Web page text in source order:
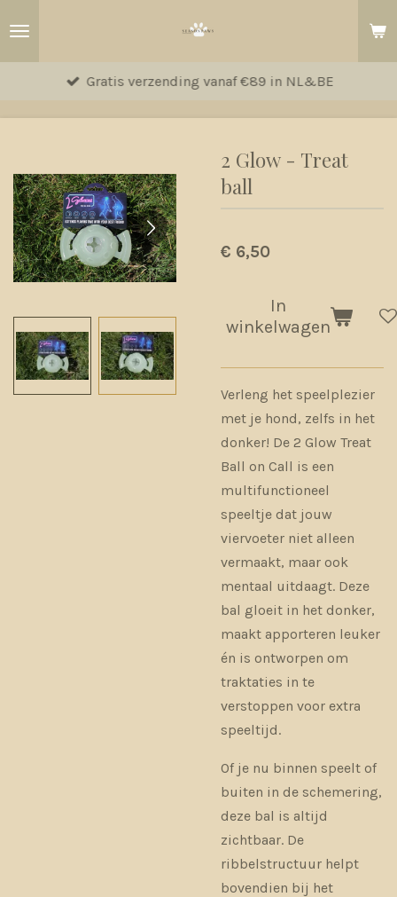
hoofdinhoud
Gratis verzending vanaf €89 in NL&BE
2 Glow - Treat
ball
€ 6,50
In
winkelwagen
Verleng het speelplezier
met je hond, zelfs in het
donker! De 2 Glow Treat
Ball on Call is een
multifunctioneel
speeltje dat jouw
viervoeter niet alleen
vermaakt, maar ook
mentaal uitdaagt. Deze
bal gloeit in het donker,
maakt apporteren leuker
én is ontworpen om
traktaties in te
verstoppen voor extra
speeltijd.
Of je nu binnen speelt of
buiten in de schemering,
deze bal is altijd
zichtbaar. De
ribbelstructuur helpt
bovendien bij het